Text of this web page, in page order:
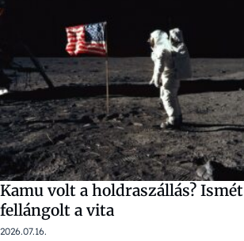
Kamu volt a holdraszállás? Ismét
fellángolt a vita
2026.07.16.